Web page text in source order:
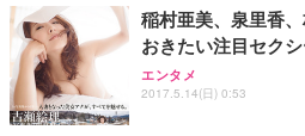
稲村亜美、泉里香
おきたい注目セク
エンタメ
2017.5.14(日) 0:53